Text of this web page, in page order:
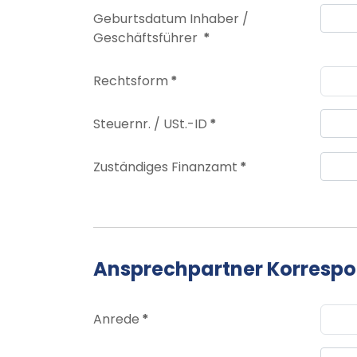
Geburtsdatum Inhaber /
Geschäftsführer *
Rechtsform *
Steuernr. / USt.-ID *
Zuständiges Finanzamt *
Ansprechpartner
Anrede *